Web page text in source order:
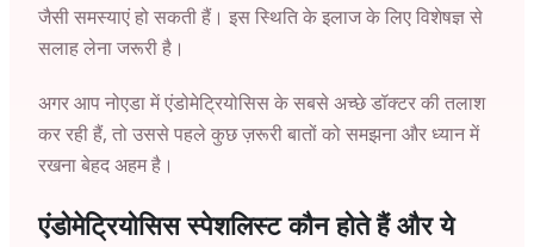
जैसी समस्याएं हो सकती हैं। इस स्थिति के इलाज के लिए विशेषज्ञ से
सलाह लेना जरूरी है।
अगर आपनोएडामें एंडोमेट्रियोसिस के सबसे अच्छे डॉक्टर की तलाश
कर रही हैं, तो उससे पहले कुछ ज़रूरी बातों को समझना और ध्यान में
रखना बेहद अहम है।
एंडोमेट्रियोसिस स्पेशलिस्ट कौन होते हैं और ये